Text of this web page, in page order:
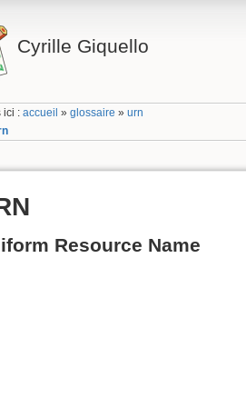
Cyrille Giquello
ici :accueil »glossaire »urn
Resource Name